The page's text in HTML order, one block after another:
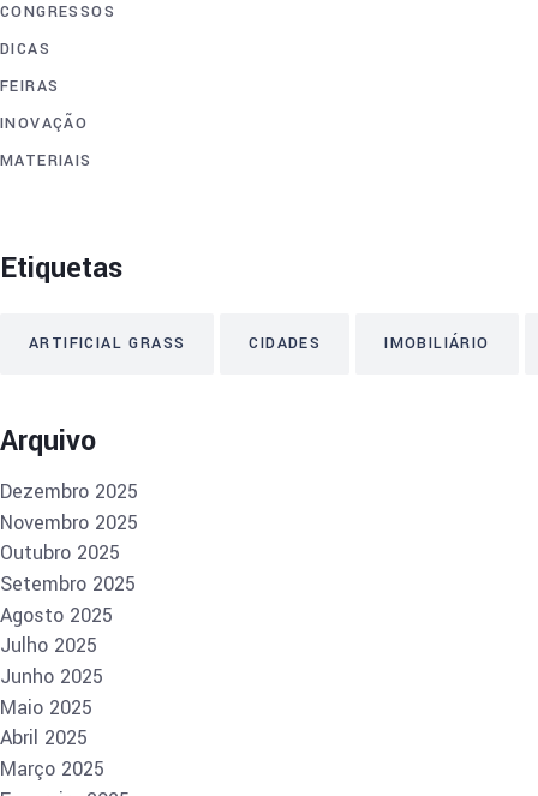
CONGRESSOS
DICAS
FEIRAS
INOVAÇÃO
MATERIAIS
Etiquetas
ARTIFICIAL GRASS CIDADES IMOBILIÁRIO
Arquivo
Dezembro 2025
Novembro 2025
Outubro 2025
Setembro 2025
Agosto 2025
Julho 2025
Junho 2025
Maio 2025
Abril 2025
Março 2025